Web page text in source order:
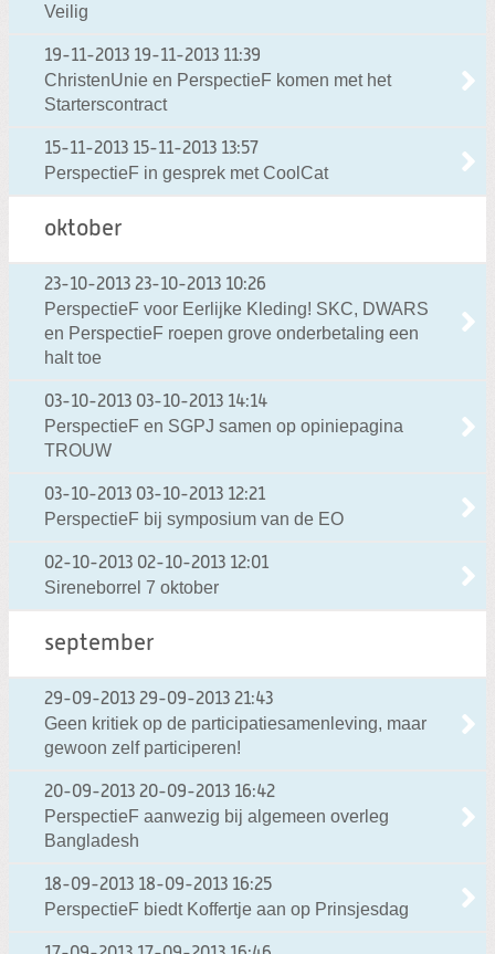
Veilig
19-11-2013 19-11-2013 11:39
ChristenUnie en PerspectieF komen met het
Starterscontract
15-11-2013 15-11-2013 13:57
PerspectieF in gesprek met CoolCat
oktober
23-10-2013 23-10-2013 10:26
PerspectieF voor Eerlijke Kleding! SKC, DWARS
en PerspectieF roepen grove onderbetaling een
halt toe
03-10-2013 03-10-2013 14:14
PerspectieF en SGPJ samen op opiniepagina
TROUW
03-10-2013 03-10-2013 12:21
PerspectieF bij symposium van de EO
02-10-2013 02-10-2013 12:01
Sireneborrel 7 oktober
september
29-09-2013 29-09-2013 21:43
Geen kritiek op de participatiesamenleving, maar
gewoon zelf participeren!
20-09-2013 20-09-2013 16:42
PerspectieF aanwezig bij algemeen overleg
Bangladesh
18-09-2013 18-09-2013 16:25
PerspectieF biedt Koffertje aan op Prinsjesdag